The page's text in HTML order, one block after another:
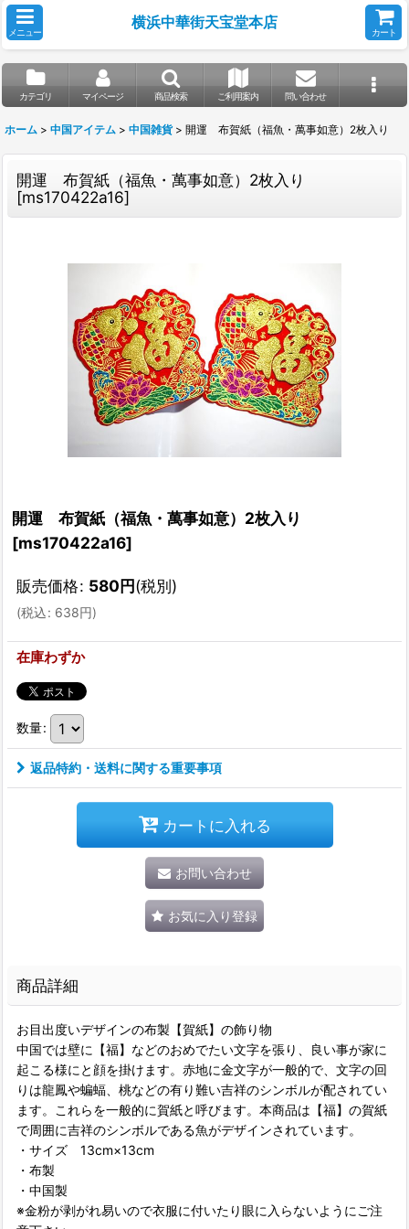
メニュー
横浜中華街天宝堂本店
カート
カテゴリ マイページ 商品検索 ご利用案内 問い合わせ
ホーム > 中国アイテム > 中国雑貨 > 開運 布賀紙（福魚・萬事如意）2枚入り
開運 布賀紙（福魚・萬事如意）2枚入り
[ms170422a16]
開運 布賀紙（福魚・萬事如意）2枚入り
[ms170422a16]
販売価格: 580円(税別)
(税込: 638円)
在庫わずか
数量:
返品特約・送料に関する重要事項
カートに入れる
お問い合わせ
お気に入り登録
商品詳細
お目出度いデザインの布製【賀紙】の飾り物
中国では壁に【福】などのおめでたい文字を張り、良い事が家に
起こる様にと顔を掛けます。赤地に金文字が一般的で、文字の回
りは龍鳳や蝙蝠、桃などの有り難い吉祥のシンボルが配されてい
ます。これらを一般的に賀紙と呼びます。本商品は【福】の賀紙
で周囲に吉祥のシンボルである魚がデザインされています。
・サイズ 13cm×13cm
・布製
・中国製
※金粉が剥がれ易いので衣服に付いたり眼に入らないようにご注